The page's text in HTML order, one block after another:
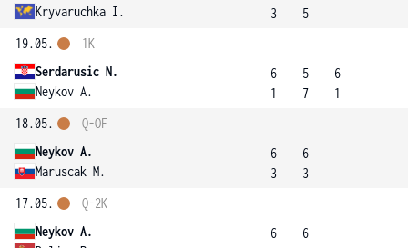
Kryvaruchka I.
3
5
19.05.
Serdarusic N.
Neykov A.
1K
6
1
5
7
6
1
18.05.
Neykov A.
Maruscak M.
Q-OF
6
3
6
3
17.05.
Neykov A.
Q-2K
6
6